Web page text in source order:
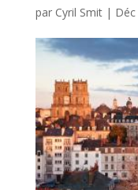
par Cyril Smit|